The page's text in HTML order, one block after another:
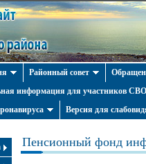
Районный совет
информация для участников СВО
Версия для
Пенсионный фонд